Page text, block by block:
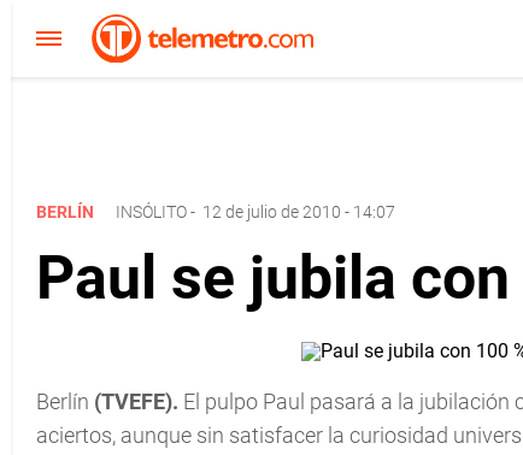
BERLÍN INSÓLITO- 12 de julio de 2010 - 14:07
Paul se jubila
Berlín (TVEFE). El pulpo Paul pasará a la
aciertos, aunque sin satisfacer la curiosidad